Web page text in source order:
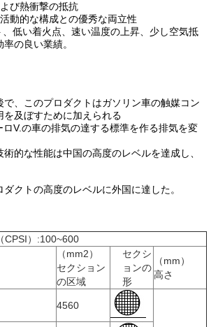
び熱衝撃の抵抗
動的な構成との優秀な両立性
低い着火点、速い温度の上昇、少し空気抵
の良い業績。
で、このプロダクトはガソリン車の触媒コン
を及ぼすために加えられる
V.の車の排気の達する標準を作る排気を変
的な性能は中国の高度のレベルを達成し、
クトの高度のレベルに外国に達した。
CPSI）:100~600
（mm2）
セクション
の区域
セクシ
ョンの
形
（mm）
高さ
4560